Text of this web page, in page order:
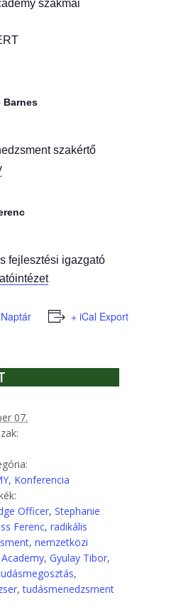
szakmai
Barnes
szakértő
fejlesztési igazgató
+ iCal Export
07.
, Konferencia
Officer, Stephanie
Ferenc, radikális
, nemzetközi
, Gyulay Tibor,
,
,tudásmenedzsment